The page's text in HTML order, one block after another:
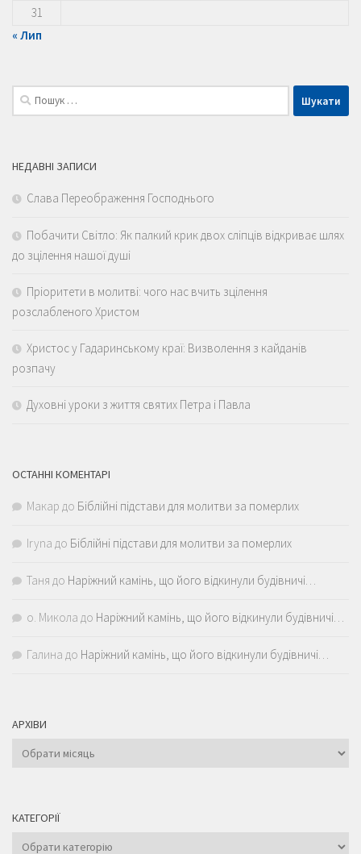
31
« Лип
Пошук:
НЕДАВНІ ЗАПИСИ
Слава Переображення Господнього
Побачити Світло: Як палкий крик двох сліпців відкриває шлях
до зцілення нашої душі
Пріоритети в молитві: чого нас вчить зцілення
розслабленого Христом
Христос у Гадаринському краї: Визволення з кайданів
розпачу
Духовні уроки з життя святих Петра і Павла
ОСТАННІ КОМЕНТАРІ
Макар до Біблійні підстави для молитви за померлих
Iryna до Біблійні підстави для молитви за померлих
Таня до Наріжний камінь, що його відкинули будівничі…
о. Микола до Наріжний камінь, що його відкинули будівничі…
Галина до Наріжний камінь, що його відкинули будівничі…
АРХІВИ
Архіви
КАТЕГОРІЇ
Категорії